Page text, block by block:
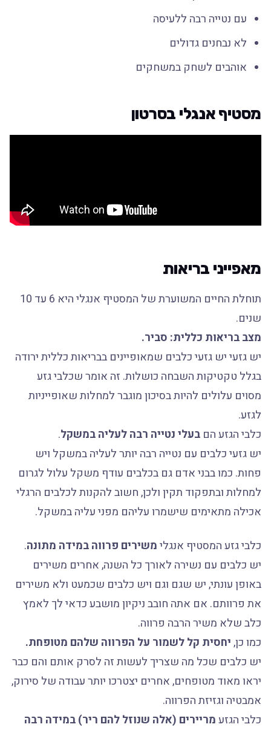
עם נטייה רבה ללעיסה
לא נבחנים גדולים
אוהבים לשחק במשחקים
מסטיף אנגלי בסרטון
מאפייני בריאות
תוחלת החיים המשוערת של המסטיף אנגלי היא 6 עד 10
שנים.
מצב בריאות כללית: סביר.
יש גזעי יש גזעי כלבים שמאופיינים בבריאות כללית ירודה
בגלל טקטיקות השבחה כושלות. זה אומר שכלבי גזע
מסוים עלולים להיות בסיכון מוגבר למחלות שאופייניות
לגזע.
כלבי הגזע הם בעלי נטייה רבה לעליה במשקל.
יש גזעי כלבים עם נטייה רבה יותר לעליה במשקל ויש
פחות. כמו בבני אדם גם בכלבים עודף משקל עלול לגרום
למחלות ובתפקוד תקין ולכן, חשוב להקנות לכלבים הרגלי
אכילה מתאימים שישמרו עליהם מפני עליה במשקל.
כלבי גזע המסטיף אנגלימשירים פרווה במידה מתונה.
יש כלבים עם נשירה לאורך כל השנה, אחרים משירים
באופן עונתי, יש שגם וגם ויש כלבים שכמעט ולא משירים
את פרוותם. אם אתה חובב ניקיון מושבע כדאי לך לאמץ
כלב שלא משיר הרבה פרווה.
כמו כן,יחסית קל לשמור על הפרווה שלהם מטופחת.
יש כלבים שכל מה שצריך לעשות זה לסרק אותם והם כבר
יראו מאוד מטופחים, אחרים יצטרכו יותר עבודה של סירוק,
אמבטיה וגזיזת הפרווה.
כלבי הגזעמריירים (אלה שנוזל להם ריר) במידה רבה